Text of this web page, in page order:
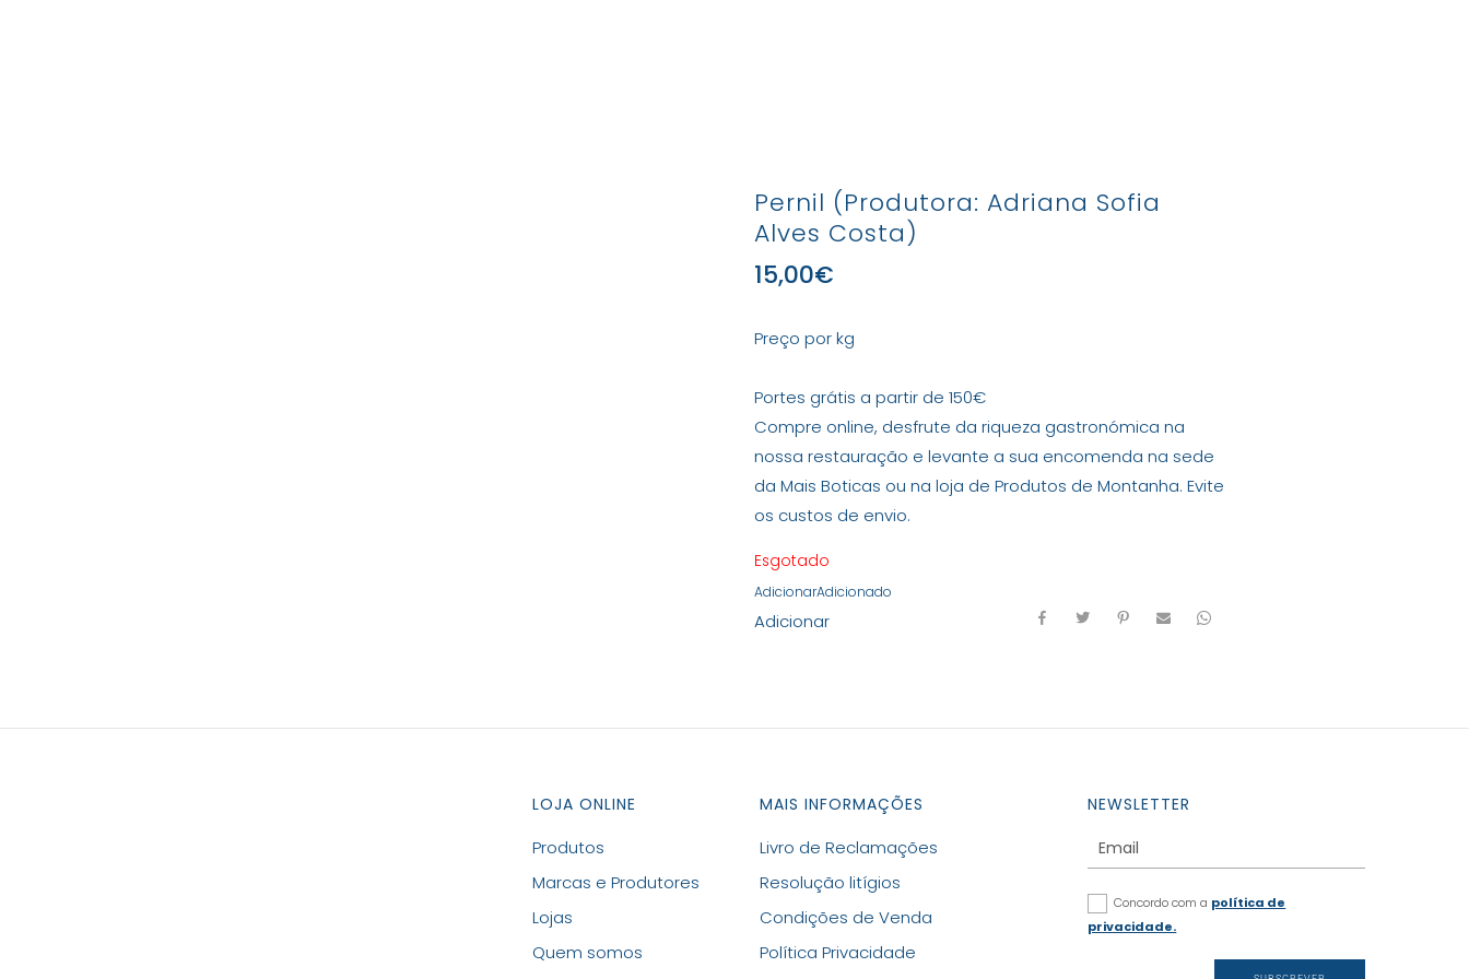
Pernil (Produtora: Adriana Sofia
Alves Costa)
15,00€
Preço por kg
Portes grátis a partir de 150€
Compre online, desfrute da riqueza gastronómica na
nossa restauração e levante a sua encomenda na sede
da Mais Boticas ou na loja de Produtos de Montanha. Evite
os custos de envio.
Esgotado
AdicionarAdicionado
Adicionar
LOJA ONLINE
Produtos
Marcas e Produtores
Lojas
Quem somos
MAIS INFORMAÇÕES
Livro de Reclamações
Resolução litígios
Condições de Venda
Política Privacidade
NEWSLETTER
Concordo com a política de
privacidade.